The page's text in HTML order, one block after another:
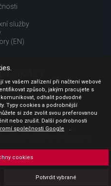
služby
(EN)
ODKAZY
pro spotřebitele
ve vašem zařízení při načtení webové
způsob, jakým pracujete s
odhalit podvodné
Typy cookies a podrobnější
si zde zvolit svou preferovanou
nebo zrušit. Další podrobnosti
společnosti Google .
Potvrdit vybrané
cookies